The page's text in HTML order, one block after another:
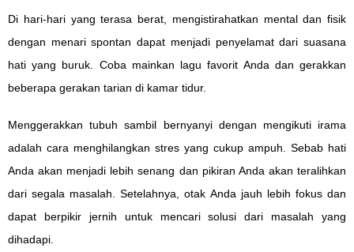
Di hari-hari yang terasa berat, mengistirahatkan mental dan fisik
dengan menarispontan dapat menjadi penyelamat dari suasana
hati yang buruk. Coba mainkan lagu favorit Anda dan gerakkan
beberapa gerakan tarian di kamar tidur.
Menggerakkan tubuh sambil bernyanyi dengan mengikuti irama
adalah cara menghilangkan stres yang cukup ampuh. Sebab hati
Anda akan menjadi lebih senang dan pikiran Anda akan teralihkan
dari segala masalah. Setelahnya, otak Anda jauh lebih fokus dan
dapat berpikir jernih untuk mencari solusi dari masalah yang
dihadapi.